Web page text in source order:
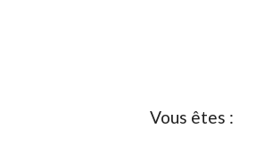
Vous êtes :